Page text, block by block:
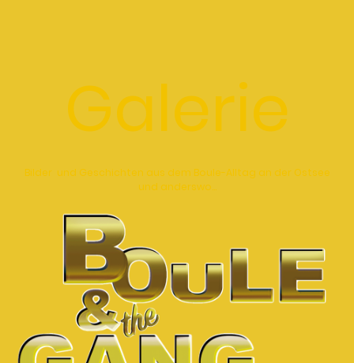
Galerie
Bilder und Geschichten aus dem Boule-Alltag an der Ostsee
und anderswo...